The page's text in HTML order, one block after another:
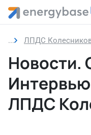
ЛПДС
Новости.
Интервью
ЛПДС